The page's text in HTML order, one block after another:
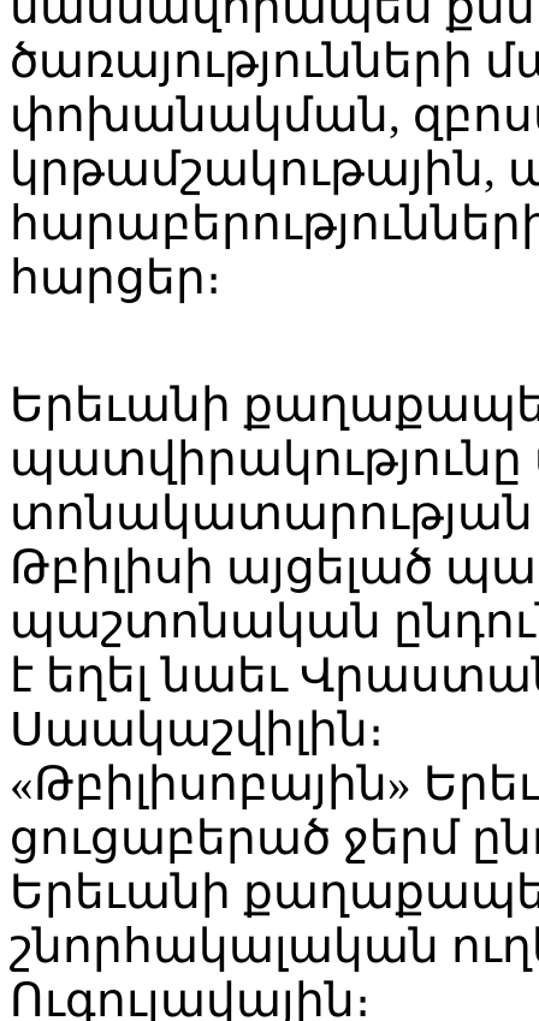
ծառայությունների
փոխանակման,
հարցեր։
Երեւանի
Թբիլիսի այցելած
պաշտոնական
է եղել նաեւ
Սաակաշվիլին։
«Թբիլիսոբային»
ցուցաբերած ջերմ
Երեւանի
շնորհակալական
Ուգուլավային։